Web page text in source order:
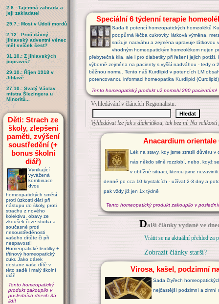
Speciální 6 týdenní terapie
Sada 6 potencí homeopatických homeoléků
podpůrná léčba cukrovky, látková výměna,
snižuje nadváhu a zejména upravuje látkovou
vhodným homeopatickým homeolékem nejen
přebytečná kila, ale i pro diabetiky při řešení jejich potíží.
výborně zejména na pacienty s vyšší nadváhou - tedy o
běžnou normu. Tento náš Kurdlipid v potencích LM
potencovanou informaci homeopatika Kurdlipid
Tento homeopatický produkt už pomohl 290 pacientům!
Vyhledávání v článcích Regionalistu:
Vyhledávat lze jak s diakritikou, tak bez ní. Na velikosti
Anacardium orientale
Lék na stavy, kdy jsme ztratili důvěru v
nás někdo silně rozzlobí, nebo, když
v obtížné situaci, kterou jsme
denně po cca 10 krystalcích - užívat 2-3 dny a
pak vždy již jen 1x týdně
Tento homeopatický produkt zakoupilo v
Další články vydané ve
Vrátit se na aktuální přehled za
Zobrazit články starší?
Virosa, kašel, podzimní
Sada čtyřech
nejčastější podzimní a
2.8.: Tajemná zahrada a
její zakladatel
29.7.: Most v Údolí mordů
2.12.: Proč dávný
jihlavský adventní věnec
měl svíček šest?
31.10.: Z jihlavských
popravišť
29.10.: Říjen 1918 v
Jihlavě...
27.10.: Svatý Václav
mistra Šlezingera u
Minoritů...
Děti: Strach ze
školy, zlepšení
paměti, zvýšení
soustředění (+
bonus školní
diář)
Vynikající
vyvážená
kombinace
dvou
homeopatických směsí
proti úzkosti dětí při
nástupu do školy, proti
strachu z nového
kolektivu, obavy ze
zkoušek či ze studia a
současně proti
nesoustředěnosti
vašeho dítěte či při
nespavosti!
Homeopatické lentilky +
třtinový homeopatický
cukr. Jako dárek
dostane vaše dítě v
této sadě i malý školní
diář!
Tento homeopatický
produkt zakoupilo v
posledních dnech 35
lidí!